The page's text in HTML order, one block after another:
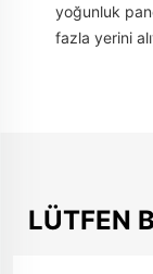
yoğunluk
fazla yerini
LÜTFEN